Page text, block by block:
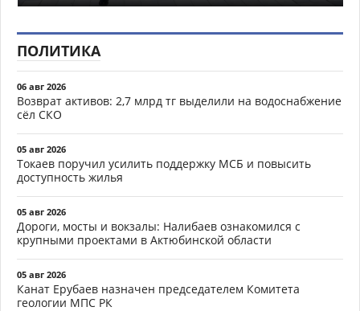
ПОЛИТИКА
06 авг 2026
Возврат активов: 2,7 млрд тг выделили на водоснабжение
сёл СКО
05 авг 2026
Токаев поручил усилить поддержку МСБ и повысить
доступность жилья
05 авг 2026
Дороги, мосты и вокзалы: Налибаев ознакомился с
крупными проектами в Актюбинской области
05 авг 2026
Канат Ерубаев назначен председателем Комитета
геологии МПС РК